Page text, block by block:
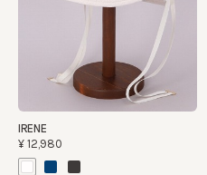
IRENE
¥12,980